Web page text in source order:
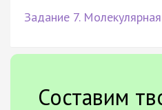
Задание 7.
Составим